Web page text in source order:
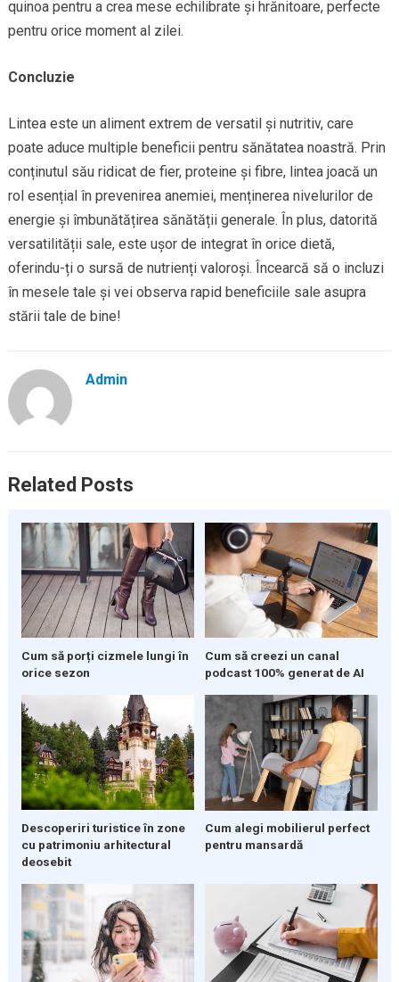
quinoa pentru a crea mese echilibrate și hrănitoare, perfecte
pentru orice moment al zilei.
Concluzie
Lintea este un aliment extrem de versatil și nutritiv, care
poate aduce multiple beneficii pentru sănătatea noastră. Prin
conținutul său ridicat de fier, proteine și fibre, lintea joacă un
rol esențial în prevenirea anemiei, menținerea nivelurilor de
energie și îmbunătățirea sănătății generale. În plus, datorită
versatilității sale, este ușor de integrat în orice dietă,
oferindu-ți o sursă de nutrienți valoroși. Încearcă să o incluzi
în mesele tale și vei observa rapid beneficiile sale asupra
stării tale de bine!
Admin
Related Posts
Cum să porți cizmele lungi în
orice sezon
Cum să creezi un canal
podcast 100% generat de AI
Descoperiri turistice în zone
cu patrimoniu arhitectural
deosebit
Cum alegi mobilierul perfect
pentru mansardă